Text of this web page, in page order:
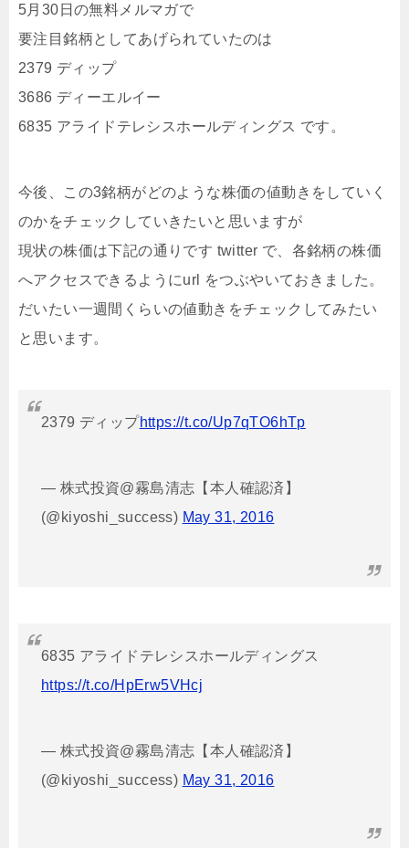
5月30日の無料メルマガで
要注目銘柄としてあげられていたのは
2379 ディップ
3686 ディーエルイー
6835 アライドテレシスホールディングス です。
今後、この3銘柄がどのような株価の値動きをしていく
のかをチェックしていきたいと思いますが
現状の株価は下記の通りです twitter で、各銘柄の株価
へアクセスできるようにurl をつぶやいておきました。
だいたい一週間くらいの値動きをチェックしてみたい
と思います。
2379 ディップhttps://t.co/Up7qTO6hTp
— 株式投資@霧島清志【本人確認済】
(@kiyoshi_success) May 31, 2016
6835 アライドテレシスホールディングス
https://t.co/HpErw5VHcj
— 株式投資@霧島清志【本人確認済】
(@kiyoshi_success) May 31, 2016